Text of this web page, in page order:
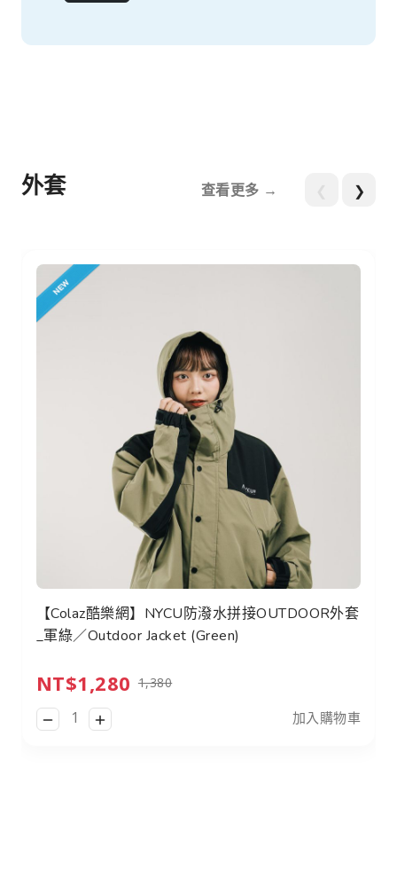
外套 查看更多 → ❯
【Colaz酷樂網】NYCU防潑水拼接OUTDOOR外套
_軍綠／Outdoor Jacket (Green)
NT$1,280 1,380
加入購物車